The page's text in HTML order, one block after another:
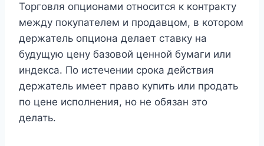
Торговля опционами относится к контракту
между покупателем и продавцом, в котором
держатель опциона делает ставку на
будущую цену базовой ценной бумаги или
индекса. По истечении срока действия
держатель имеет право купить или продать
по цене исполнения, но не обязан это
делать.